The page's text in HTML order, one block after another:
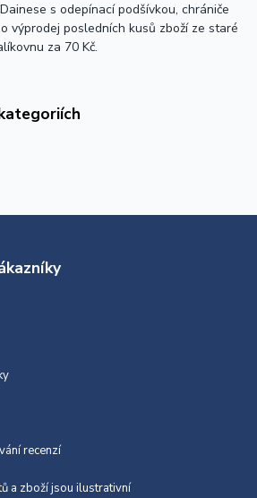
s odepínací podšívkou, chrániče
výprodej posledních kusů zboží ze staré
za 70 Kč.
recenzí
a zboží jsou ilustrativní